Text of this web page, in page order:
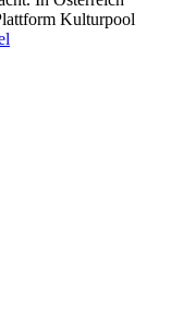
Kulturpool